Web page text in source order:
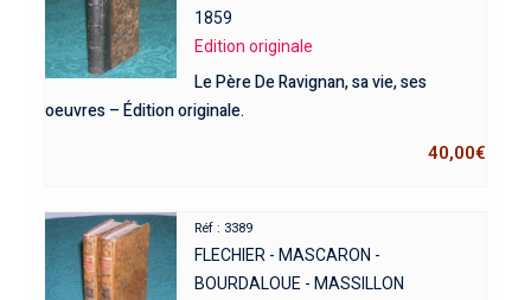
1859
Edition originale
Le Père De Ravignan, sa vie, ses
oeuvres – Édition originale.
40,00€
Réf : 3389
FLECHIER - MASCARON -
BOURDALOUE - MASSILLON